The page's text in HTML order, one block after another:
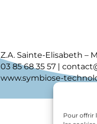
Pour offrir
Z.A. Sainte-Elisabeth –
03 85 68 35 57 |
www.symbiose-